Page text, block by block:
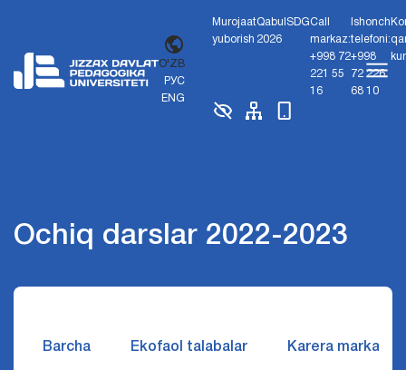
O'ZB
РУС
ENG
Murojaat
yuborish
Qabul
2026
SDGCall
markaz:
+998 72
221 55
16
Ishonch
telefoni:
+998
72 226
68 10
Ochiq darslar 2022-2023
Barcha Ekofaol talabalar Karera markazi